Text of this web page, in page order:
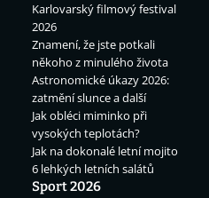
Karlovarský filmový festival
2026
Znamení, že jste potkali
někoho z minulého života
Astronomické úkazy 2026:
zatmění slunce a další
Jak obléci miminko při
vysokých teplotách?
Jak na dokonalé letní mojito
6 lehkých letních salátů
Sport 2026